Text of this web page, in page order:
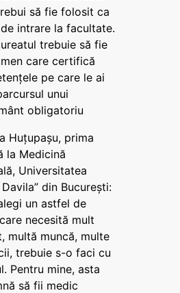
să fie folosit ca
intrare la facultate.
trebuie să fie
care certifică
pe care le ai
unui
obligatoriu
Huțupașu, prima
la Medicină
Universitatea
Davila” din București:
un astfel de
necesită mult
multă muncă, multe
trebuie s-o faci cu
Pentru mine, asta
să fii medic